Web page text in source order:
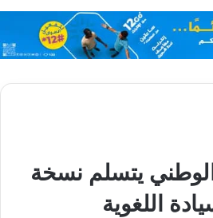
يتسلم نسخة
اللغوية